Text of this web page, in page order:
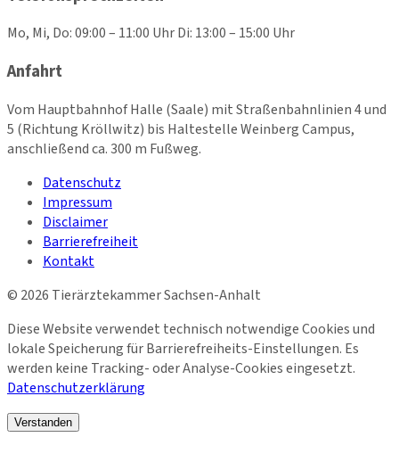
Mo, Mi, Do: 09:00 – 11:00 Uhr Di: 13:00 – 15:00 Uhr
Anfahrt
Vom Hauptbahnhof Halle (Saale) mit Straßenbahnlinien 4 und
5 (Richtung Kröllwitz) bis Haltestelle Weinberg Campus,
anschließend ca. 300 m Fußweg.
Datenschutz
Impressum
Disclaimer
Barrierefreiheit
Kontakt
© 2026 Tierärztekammer Sachsen-Anhalt
Diese Website verwendet technisch notwendige Cookies und
lokale Speicherung für Barrierefreiheits-Einstellungen. Es
werden keine Tracking- oder Analyse-Cookies eingesetzt.
Datenschutzerklärung
Verstanden